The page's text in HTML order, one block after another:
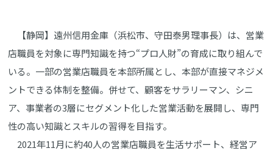
【静岡】遠州信用金庫（浜松市、守田泰男理事長）は、営業
店職員を対象に専門知識を持つ“プロ人財”の育成に取り組んで
いる。一部の営業店職員を本部所属とし、本部が直接マネジメ
ントできる体制を整備。併せて、顧客をサラリーマン、シニ
ア、事業者の3層にセグメント化した営業活動を展開し、専門
性の高い知識とスキルの習得を目指す。
2021年11月に約40人の営業店職員を生活サポート、経営ア